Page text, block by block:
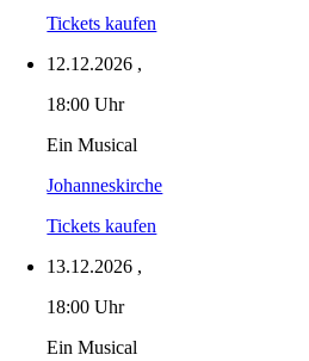
Tickets kaufen
12.12.2026 ,
18:00 Uhr
Ein Musical
Johanneskirche
Tickets kaufen
13.12.2026 ,
18:00 Uhr
Ein Musical